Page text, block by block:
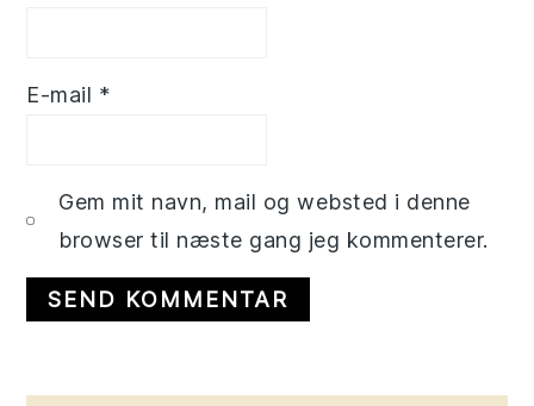
E-mail *
Gem mit navn, mail og websted i denne
browser til næste gang jeg kommenterer.